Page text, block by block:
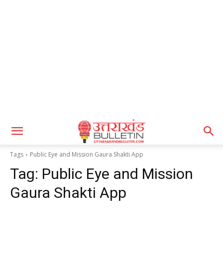
Tags Public Eye and Mission Gaura Shakti App
Tag: Public Eye and Mission
Gaura Shakti App